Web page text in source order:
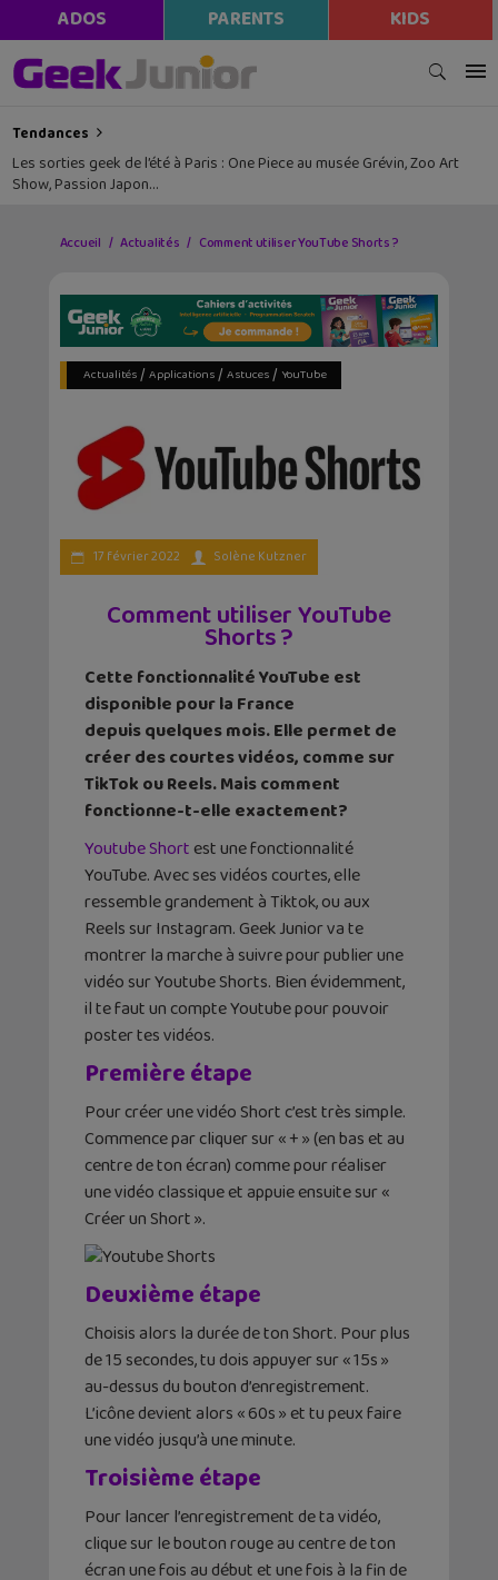
ADOS PARENTS KIDS
Tendances
Les sorties geek de l’été à Paris : One Piece au musée Grévin, Zoo Art
Show, Passion Japon…
Accueil Actualités Comment utiliser YouTube Shorts ?
Actualités/ Applications/ Astuces/ YouTube
17 février 2022 Solène Kutzner
Comment utiliser YouTube
Shorts ?
Cette fonctionnalité YouTube est
disponible pour la France
depuis quelques mois. Elle permet de
créer des courtes vidéos, comme sur
TikTok ou Reels. Mais comment
fonctionne-t-elle exactement?
Youtube Short est une fonctionnalité
YouTube. Avec ses vidéos courtes, elle
ressemble grandement à Tiktok, ou aux
Reels sur Instagram. Geek Junior va te
montrer la marche à suivre pour publier une
vidéo sur Youtube Shorts. Bien évidemment,
il te faut un compte Youtube pour pouvoir
poster tes vidéos.
Première étape
Pour créer une vidéo Short c’est très simple.
Commence par cliquer sur « + » (en bas et au
centre de ton écran) comme pour réaliser
une vidéo classique et appuie ensuite sur «
Créer un Short ».
Deuxième étape
Choisis alors la durée de ton Short. Pour plus
de 15 secondes, tu dois appuyer sur « 15s »
au-dessus du bouton d’enregistrement.
L’icône devient alors « 60s » et tu peux faire
une vidéo jusqu’à une minute.
Troisième étape
Pour lancer l’enregistrement de ta vidéo,
clique sur le bouton rouge au centre de ton
écran une fois au début et une fois à la fin de